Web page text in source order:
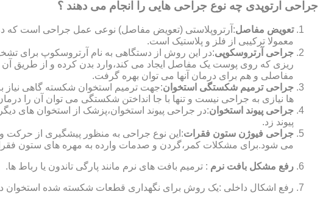
جراحی ارتوپدی چه نوع جراحی هایی را انجام می دهند ؟
تعویض مفاصل:آرتروپلاستی (تعویض مفاصل) نوعی عمل جراحی است که
معمولا ترکیبی از فلز و پلاستیک است.
جراحی آرتروسکوپی:در این روش از دستگاهی به نام آرتروسکوپ برای
ریزی که روی پوست یک مفاصل ایجاد می کند،وارد بدن کرده و از طریق
مفاصلی و هم برای درمان آنها می توان بهره گرفت.
جراحی ترمیم شکستگی استخوان:جهت ترمیم استخوان شکسته گاهی نیاز
ها نیازی به جراحی نیست و تنها با جا انداختن شکستگی می توان آن را
جراحی پیوند استخوان:در جراحی پیوند استخوان،پزشک از استخوان های
پیوند زد.
جراحی فیوژن ستون فقرات:این نوع جراحی به منظور پیشگیری از حرکت
می شود.برای مشکلات کمر،گردن و صدمات وارده به مهره های ستون
رفع مشکل بافت نرم : ترمیم بافت های نرم مانند پارگی تاندون یا رباط ها.
رفع اشکال داخلی :یک روش برای نگهداری قطعات شکسته شده استخوان در